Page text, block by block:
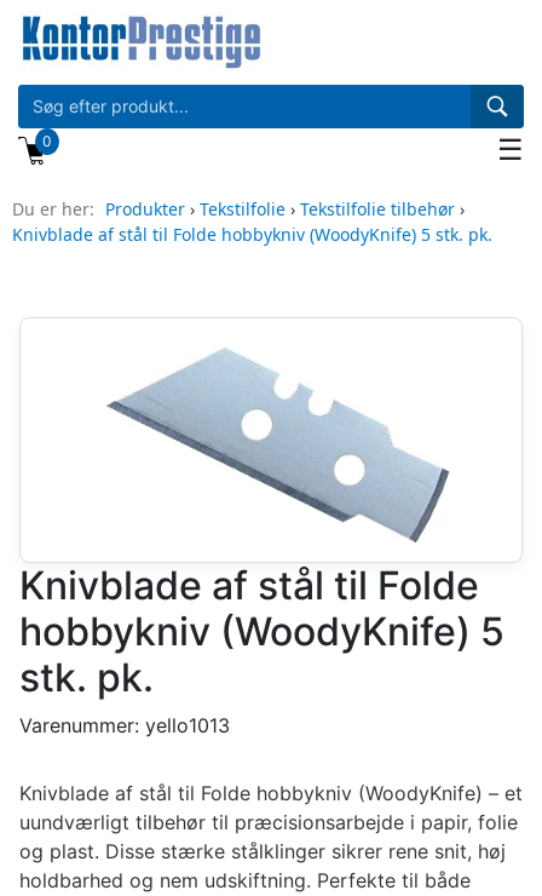
0 ☰
Du er her: Produkter › Tekstilfolie › Tekstilfolie tilbehør ›
Knivblade af stål til Folde hobbykniv (WoodyKnife) 5 stk. pk.
Knivblade af stål til Folde
hobbykniv (WoodyKnife) 5
stk. pk.
Varenummer: yello1013
Knivblade af stål til Folde hobbykniv (WoodyKnife) – et
uundværligt tilbehør til præcisionsarbejde i papir, folie
og plast. Disse stærke stålklinger sikrer rene snit, høj
holdbarhed og nem udskiftning. Perfekte til både